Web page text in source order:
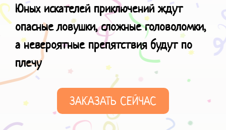
Юных искателей приключений ждут
опасные ловушки, сложные головоломки,
а невероятные препятствия будут по
плечу
ЗАКАЗАТЬ СЕЙЧАС